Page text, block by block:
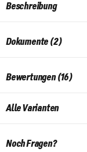
Beschreibung
Dokumente (2)
Bewertungen (16)
Alle Varianten
Noch Fragen?